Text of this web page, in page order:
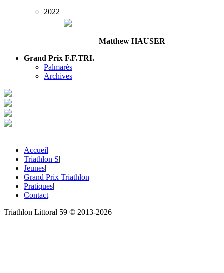
2022
Matthew HAUSER
Grand Prix F.F.TRI.
Palmarès
Archives
Accueil|
Triathlon S|
Jeunes|
Grand Prix Triathlon|
Pratiques|
Contact
Triathlon Littoral 59 © 2013-2026